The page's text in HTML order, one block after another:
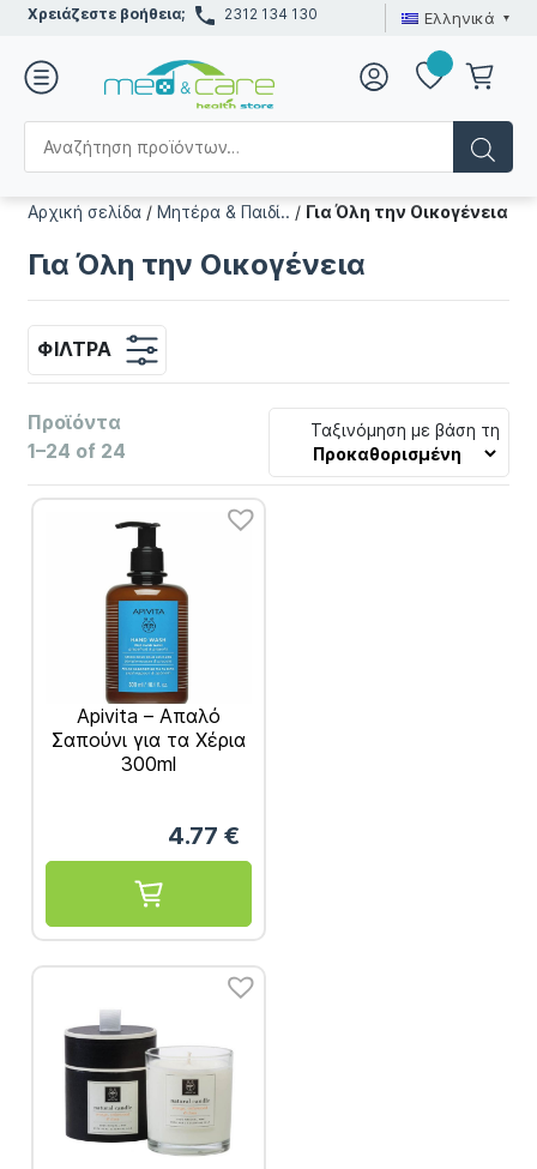
Χρειάζεστε βοήθεια; 2312 134 130 Ελληνικά
Αρχική σελίδα /Μητέρα & Παιδί.. / Για Όλη την Οικογένεια
Για Όλη την Οικογένεια
ΦΊΛΤΡΑ
Προϊόντα
1–24 of 24
Ταξινόμηση με βάση τη
Apivita – Απαλό
Σαπούνι για τα Χέρια
300ml
4.77 €